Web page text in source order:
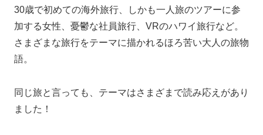
30歳で初めての海外旅行、しかも一人旅のツアーに参
加する女性、憂鬱な社員旅行、VRのハワイ旅行など。
さまざまな旅行をテーマに描かれるほろ苦い大人の旅物
語。
同じ旅と言っても、テーマはさまざまで読み応えがあり
ました！